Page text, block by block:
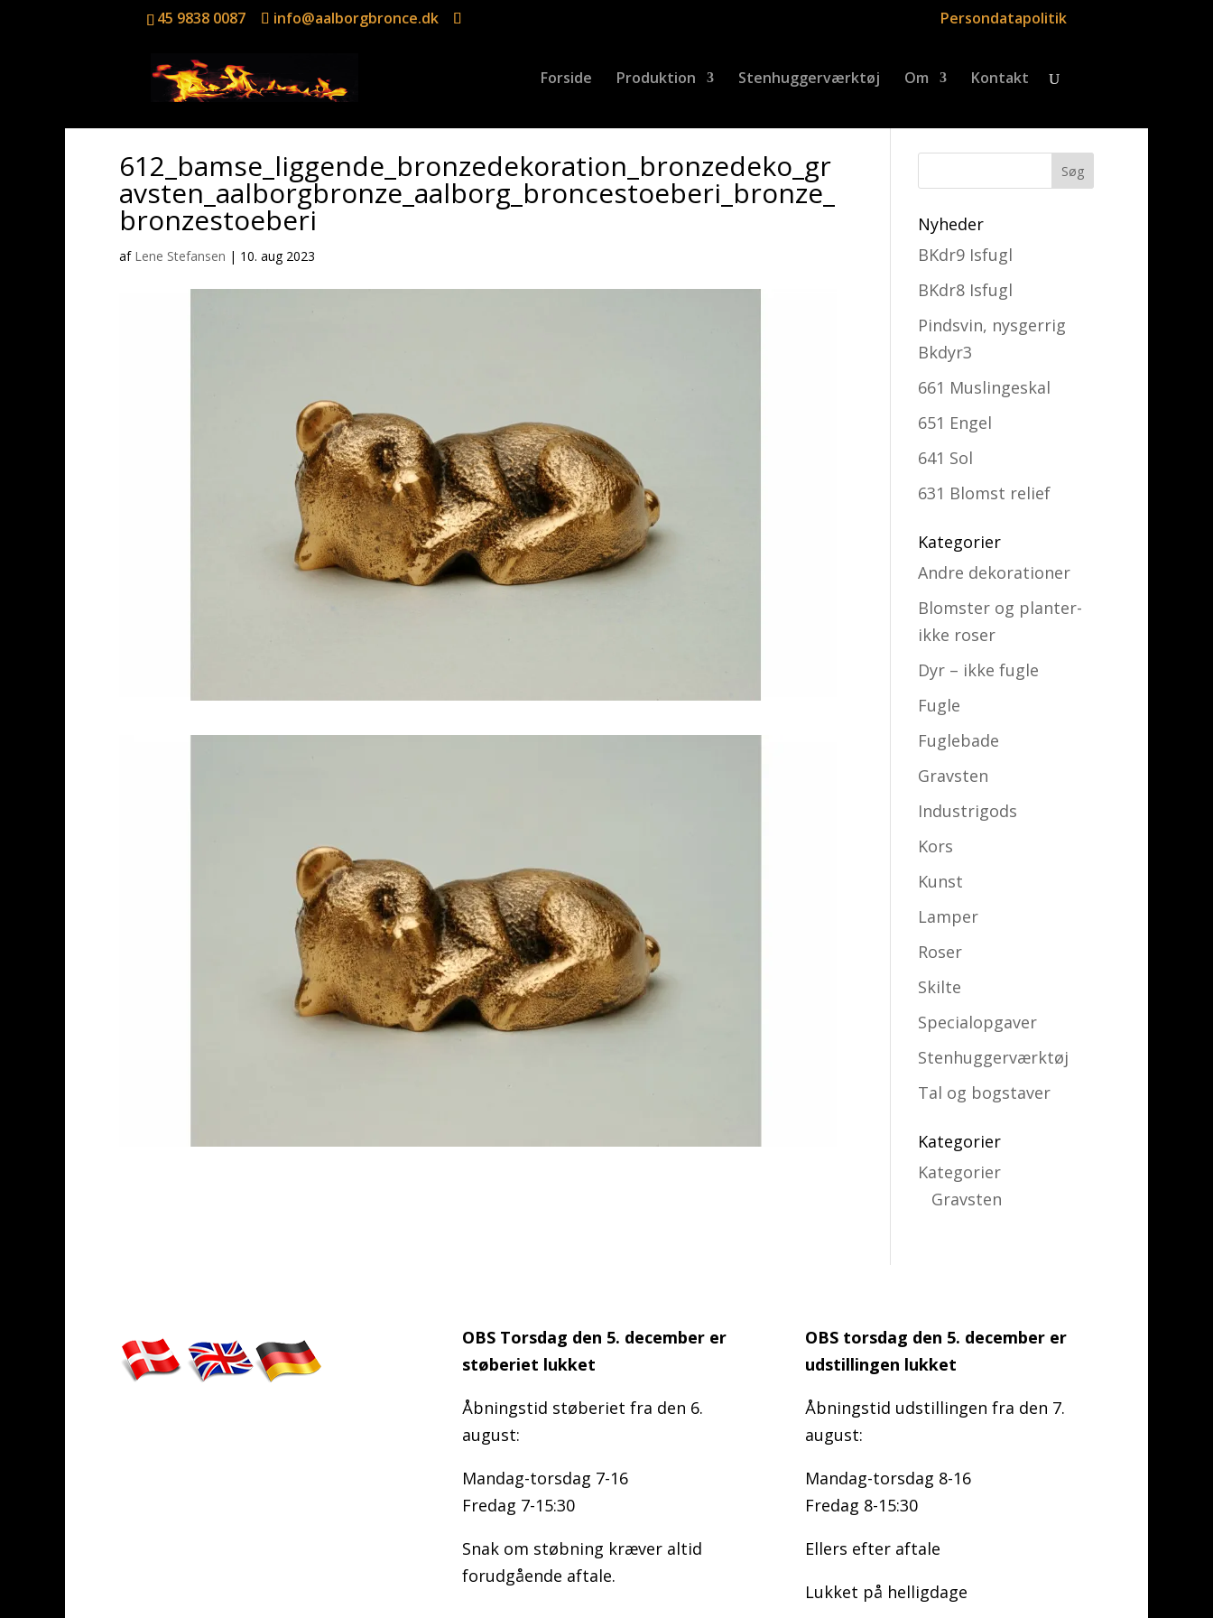
45 9838 0087 info@aalborgbronce.dk Persondatapolitik
Forside Produktion Stenhuggerværktøj Om Kontakt
612_bamse_liggende_bronzedekoration_bronzedeko_gr
avsten_aalborgbronze_aalborg_broncestoeberi_bronze_
bronzestoeberi
af Lene Stefansen | 10. aug 2023
Nyheder
BKdr9 Isfugl
BKdr8 Isfugl
Pindsvin, nysgerrig
Bkdyr3
661 Muslingeskal
651 Engel
641 Sol
631 Blomst relief
Kategorier
Andre dekorationer
Blomster og planter-
ikke roser
Dyr – ikke fugle
Fugle
Fuglebade
Gravsten
Industrigods
Kors
Kunst
Lamper
Roser
Skilte
Specialopgaver
Stenhuggerværktøj
Tal og bogstaver
Kategorier
Kategorier
Gravsten
OBS Torsdag den 5. december er
støberiet lukket
Åbningstid støberiet fra den 6.
august:
Mandag-torsdag 7-16
Fredag 7-15:30
Snak om støbning kræver altid
forudgående aftale.
OBS torsdag den 5. december er
udstillingen lukket
Åbningstid udstillingen fra den 7.
august:
Mandag-torsdag 8-16
Fredag 8-15:30
Ellers efter aftale
Lukket på helligdage